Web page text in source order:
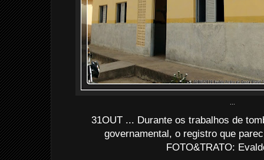
31OUT ... Durante os trabalhos de
governamental, o registro que
FOTO&TRATO: